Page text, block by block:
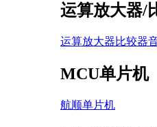
运算放大器/
运算放大器比较器
MCU单片机
航顺单片机